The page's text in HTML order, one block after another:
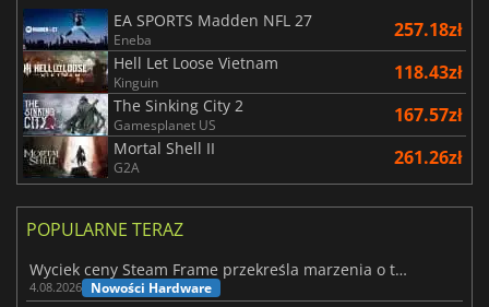
EA SPORTS Madden NFL 27
Eneba 257.18zł
Hell Let Loose Vietnam
Kinguin 118.43zł
The Sinking City 2
Gamesplanet US 167.57zł
Mortal Shell II
G2A 261.26zł
POPULARNE TERAZ
Wyciek ceny Steam Frame przekreśla marzenia o tanim zestawie VR
4.08.2026 Nowości Hardware